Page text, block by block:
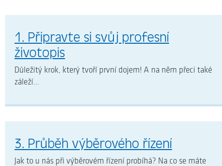
1. Připravte si svůj profesní
životopis
Důležitý krok, který tvoří první dojem! A na něm přeci také
záleží...
3. Průběh výběrového řízení
Jak to u nás při výběrovém řízení probíhá? Na co se máte